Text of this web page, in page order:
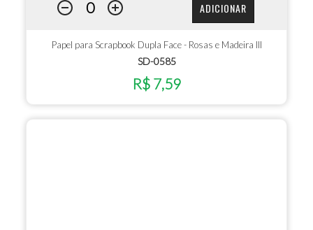
ADICIONAR
Papel para Scrapbook Dupla Face - Rosas e Madeira III
SD-0585
R$ 7,59